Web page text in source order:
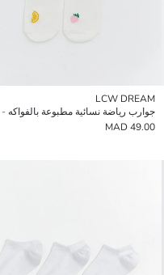
LCW DREAM
جوارب رياضة نسائية مطبوعة بالفواكه - 5 قطع
49.00 MAD